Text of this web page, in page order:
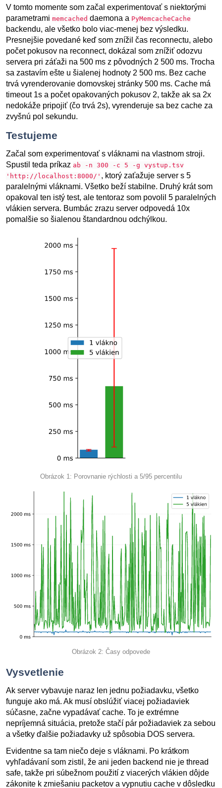
V tomto momente som začal experimentovať s niektorými
parametrami memcached daemona a PyMemcacheCache
backendu, ale všetko bolo viac-menej bez výsledku.
Presnejšie povedané keď som znížil čas reconnectu, alebo
počet pokusov na reconnect, dokázal som znížiť odozvu
servera pri záťaži na 500 ms z pôvodných 2 500 ms. Trocha
sa zastavím ešte u šialenej hodnoty 2 500 ms. Bez cache
trvá vyrenderovanie domovskej stránky 500 ms. Cache má
timeout 1s a počet opakovaných pokusov 2, takže ak sa 2x
nedokáže pripojiť (čo trvá 2s), vyrenderuje sa bez cache za
zvyšnú pol sekundu.
Testujeme
Začal som experimentovať s vláknami na vlastnom stroji.
Spustil teda príkaz ab -n 300 -c 5 -g vystup.tsv
'http://localhost:8000/' , ktorý zaťažuje server s 5
paralelnými vláknami. Všetko beží stabilne. Druhý krát som
opakoval ten istý test, ale tentoraz som povolil 5 paralelných
vlákien servera. Bumbác zrazu server odpovedá 10x
pomalšie so šialenou štandardnou odchýlkou.
Obrázok 1: Porovnanie rýchlosti a 5/95 percentilu
Obrázok 2: Časy odpovede
Vysvetlenie
Ak server vybavuje naraz len jednu požiadavku, všetko
funguje ako má. Ak musí obslúžiť viacej požiadaviek
súčasne, začne vypadávať cache. To je extrémne
nepríjemná situácia, pretože stačí pár požiadaviek za sebou
a všetky ďalšie požiadavky už spôsobia DOS servera.
Evidentne sa tam niečo deje s vláknami. Po krátkom
vyhľadávaní som zistil, že ani jeden backend nie je thread
safe, takže pri súbežnom použití z viacerých vlákien dôjde
zákonite k zmiešaniu packetov a vypnutiu cache v dôsledku